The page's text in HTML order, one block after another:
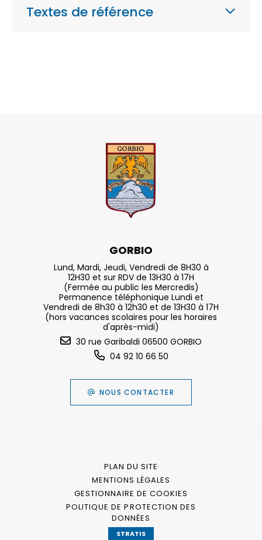
Textes de référence
GORBIO
Lund, Mardi, Jeudi, Vendredi de 8H30 à
12H30 et sur RDV de 13H30 à 17H
(Fermée au public les Mercredis)
Permanence téléphonique Lundi et
Vendredi de 8h30 à 12h30 et de 13H30 à 17H
(hors vacances scolaires pour les horaires
d'après-midi)
30 rue Garibaldi 06500 GORBIO
04 92 10 66 50
NOUS CONTACTER
PLAN DU SITE
MENTIONS LÉGALES
GESTIONNAIRE DE COOKIES
POLITIQUE DE PROTECTION DES
DONNÉES
STRATIS